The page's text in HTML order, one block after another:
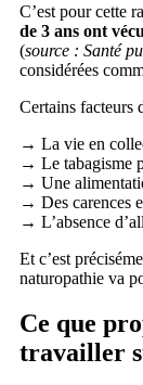
C’est pour cette
de 3 ans ont
(source : Santé
considérées
Certains facteurs
→ La vie en
→ Le tabagisme
→ Une
→ Des carences
→ L’absence
Et c’est
naturopathie va
Ce que
travailler